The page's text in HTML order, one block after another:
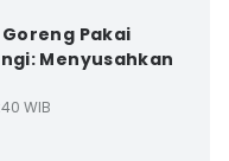
Pakai
Menyusahkan
WIB